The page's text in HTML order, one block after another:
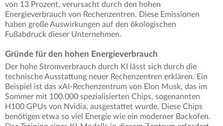
von 13 Prozent, verursacht durch den hohen
Energieverbrauch von Rechenzentren. Diese Emissionen
haben große Auswirkungen auf den ökologischen
Fußabdruck dieser Unternehmen.
Gründe für den hohen Energieverbrauch
Der hohe Stromverbrauch durch KI lässt sich durch die
technische Ausstattung neuer Rechenzentren erklären. Ein
Beispiel ist das xAI-Rechenzentrum von Elon Musk, das im
Sommer mit 100.000 spezialisierten Chips, sogenannten
H100 GPUs von Nvidia, ausgestattet wurde. Diese Chips
benötigen etwa so viel Energie wie ein moderner Backofen.